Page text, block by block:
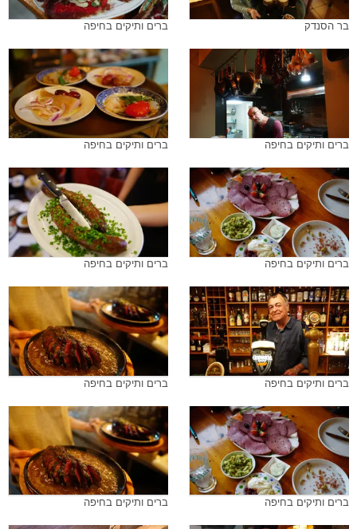
בר הסנדק ברים ותיקים בחיפה
ברים ותיקים בחיפה ברים ותיקים בחיפה
ברים ותיקים בחיפה ברים ותיקים בחיפה
ברים ותיקים בחיפה ברים ותיקים בחיפה
ברים ותיקים בחיפה ברים ותיקים בחיפה